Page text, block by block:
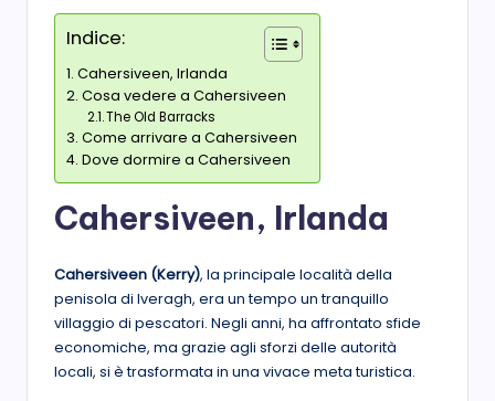
Indice:
Cahersiveen, Irlanda
Cosa vedere a Cahersiveen
The Old Barracks
Come arrivare a Cahersiveen
Dove dormire a Cahersiveen
Cahersiveen, Irlanda
Cahersiveen (Kerry), la principale località della
penisola di Iveragh, era un tempo un tranquillo
villaggio di pescatori. Negli anni, ha affrontato sfide
economiche, ma grazie agli sforzi delle autorità
locali, si è trasformata in una vivace meta turistica.